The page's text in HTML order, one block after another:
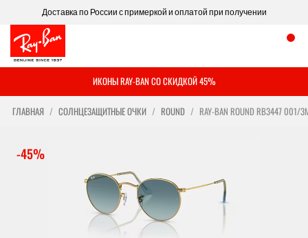
Доставка по России с примеркой и оплатой при получении
ИКОНЫ RAY-BAN СО СКИДКОЙ 45%
ГЛАВНАЯ СОЛНЦЕЗАЩИТНЫЕ ОЧКИ ROUND RAY-BAN ROUND RB3447 001/
-45%